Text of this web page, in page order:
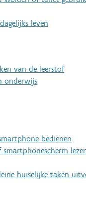
leven
van de leerstof
onderwijs
bedienen
huiselijke taken